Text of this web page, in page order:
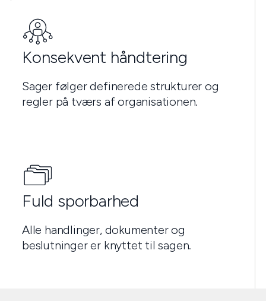
Konsekvent håndtering
Sager følger definerede strukturer og
regler på tværs af organisationen.
Fuld sporbarhed
Alle handlinger, dokumenter og
beslutninger er knyttet til sagen.